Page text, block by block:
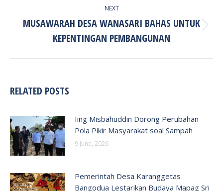
NEXT
Next
post:
MUSAWARAH DESA WANASARI BAHAS UNTUK
KEPENTINGAN PEMBANGUNAN
RELATED POSTS
Iing Misbahuddin Dorong Perubahan
Pola Pikir Masyarakat soal Sampah
9 June, 2026
Pemerintah Desa Karanggetas
Bangodua Lestarikan Budaya Mapag Sri